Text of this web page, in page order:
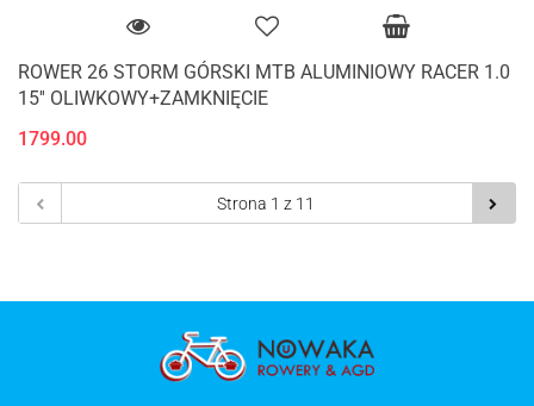
ROWER 26 STORM GÓRSKI MTB ALUMINIOWY RACER 1.0
15'' OLIWKOWY+ZAMKNIĘCIE
1799.00